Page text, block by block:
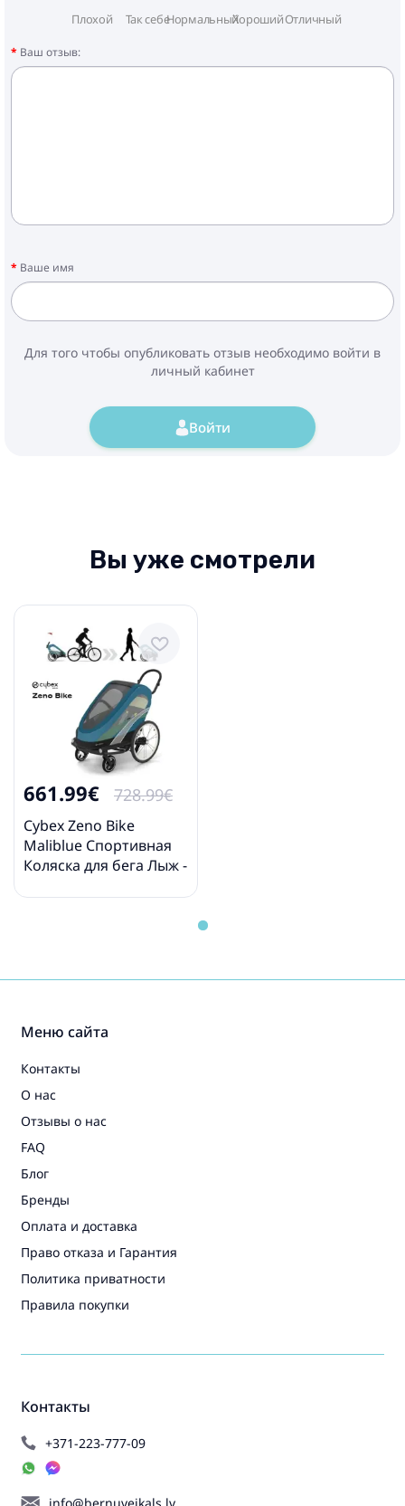
- ФлажокПлохой Так себеНормальныйХорошийОтличный
Ваш отзыв:
Ваше имя
Для того чтобы опубликовать отзыв необходимо войти в
личный кабинет
Войти
Вы уже смотрели
661.99€ 728.99€
Cybex Zeno Bike
Maliblue Спортивная
Коляска для бега Лыж -
Контакты
+371-223-777-09
Меню сайта
Контакты
О нас
Отзывы о нас
FAQ
Блог
Бренды
Оплата и доставка
Право отказа и Гарантия
Политика приватности
Правила покупки